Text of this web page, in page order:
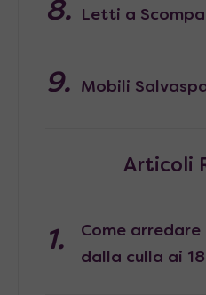
Letti a
Mobili
Articoli
Come
dalla culla ai